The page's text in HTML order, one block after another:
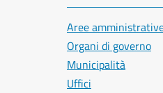
Aree
Organi di governo
Municipalità
Uffici